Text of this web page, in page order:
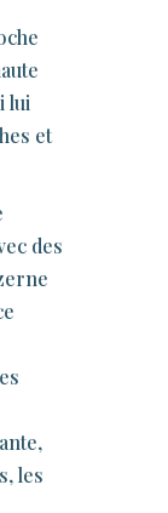
lui
et
des
les